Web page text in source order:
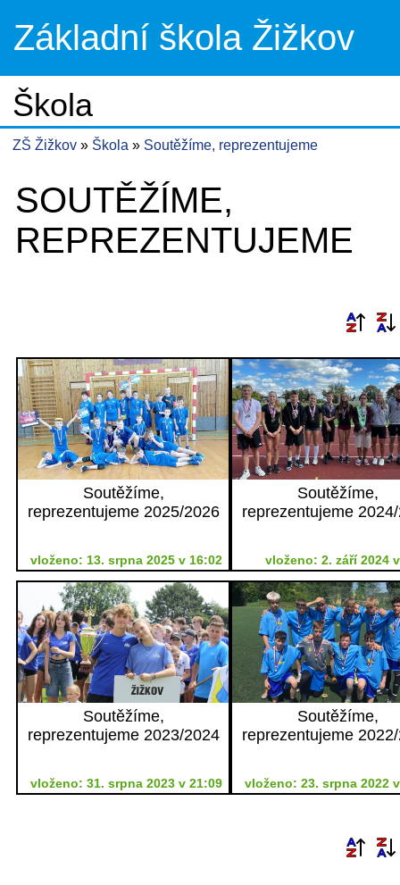
Základní škola Žižkov
Škola
ZŠ Žižkov Škola Soutěžíme, reprezentujeme
SOUTĚŽÍME,
REPREZENTUJEME
Soutěžíme,
reprezentujeme 2025/2026
vloženo: 13. srpna 2025 v 16:02
Soutěžíme,
reprezentujeme
vloženo: 2. září 2024
Soutěžíme,
reprezentujeme 2023/2024
vloženo: 31. srpna 2023 v 21:09
Soutěžíme,
reprezentujeme
vloženo: 23. srpna 2022